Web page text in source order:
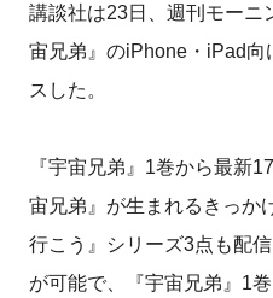
講談社は23日、週刊モーニ
宙兄弟』のiPhone・iPad向
スした。
『宇宙兄弟』1巻から最新
宙兄弟』が生まれるきっか
行こう』シリーズ3点も配
が可能で、『宇宙兄弟』1